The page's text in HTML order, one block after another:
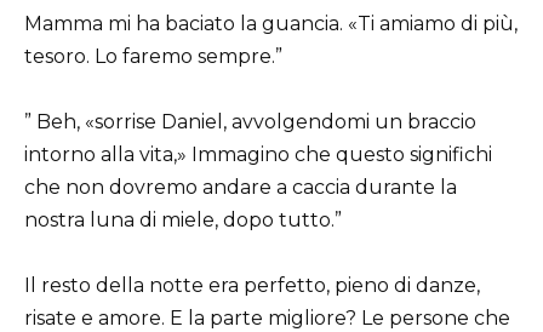
Mamma mi ha baciato la guancia. «Ti amiamo di più,
tesoro. Lo faremo sempre.”
” Beh, «sorrise Daniel, avvolgendomi un braccio
intorno alla vita,» Immagino che questo significhi
che non dovremo andare a caccia durante la
nostra luna di miele, dopo tutto.”
Il resto della notte era perfetto, pieno di danze,
risate e amore. E la parte migliore? Le persone che